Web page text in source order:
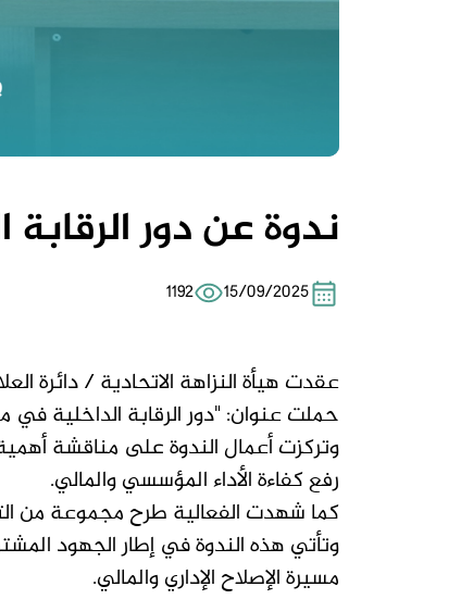
ندوة عن دور
15/09/2025
1192
عقدت هيأة النزاهة الاتحادية / دائرة
حملت عنوان: "دور الرقابة الداخلية في
وتركزت أعمال الندوة على مناقشة أهمية
رفع كفاءة الأداء المؤسسي والمالي.
كما شهدت الفعالية طرح مجموعة من
وتأتي هذه الندوة في إطار الجهود
مسيرة الإصلاح الإداري والمالي.